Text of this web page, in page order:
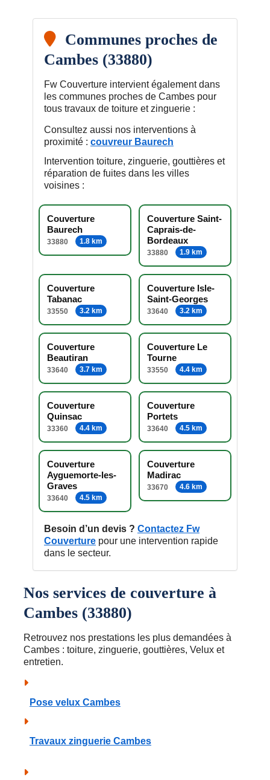
Communes proches de
Cambes (33880)
Fw Couverture intervient également dans
les communes proches de Cambes pour
tous travaux de toiture et zinguerie :
Consultez aussi nos interventions à
proximité : couvreur Baurech
Intervention toiture, zinguerie, gouttières et
réparation de fuites dans les villes
voisines :
Couverture
Baurech
33880 1.8 km
Couverture Saint-
Caprais-de-
Bordeaux
33880 1.9 km
Couverture
Tabanac
33550 3.2 km
Couverture Isle-
Saint-Georges
33640 3.2 km
Couverture
Beautiran
33640 3.7 km
Couverture Le
Tourne
33550 4.4 km
Couverture
Quinsac
33360 4.4 km
Couverture
Portets
33640 4.5 km
Couverture
Ayguemorte-les-
Graves
33640 4.5 km
Couverture
Madirac
33670 4.6 km
Besoin d’un devis ? Contactez Fw
Couverture pour une intervention rapide
dans le secteur.
Nos services de couverture à
Cambes (33880)
Retrouvez nos prestations les plus demandées à
Cambes : toiture, zinguerie, gouttières, Velux et
entretien.
Pose velux Cambes
Travaux zinguerie Cambes